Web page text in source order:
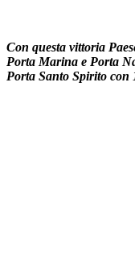
Con questa vittoria
Porta Marina e Porta
Porta Santo Spirito con